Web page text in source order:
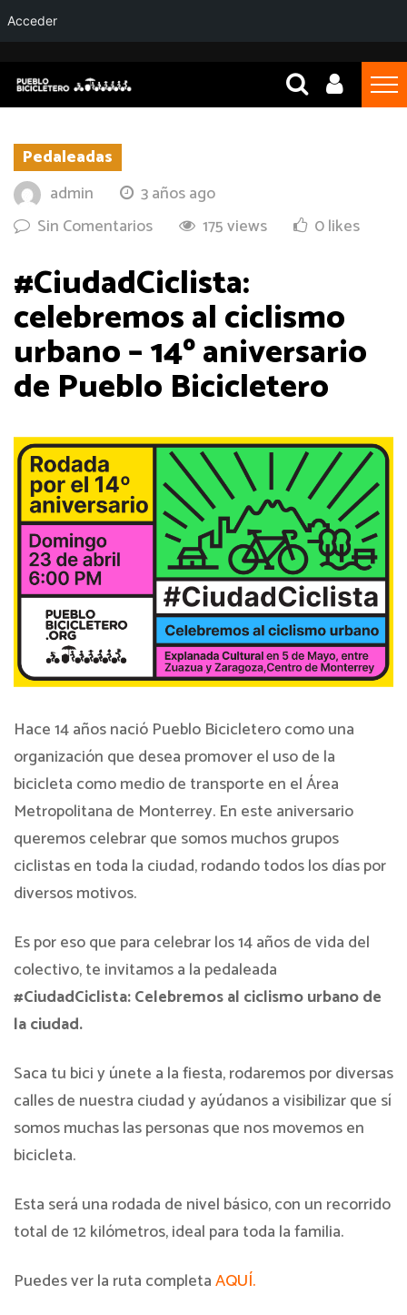
Pedaleadas
admin
3 años ago
Sin Comentarios
175 views 0 likes
#CiudadCiclista:
celebremos al ciclismo
urbano – 14º aniversario
de Pueblo Bicicletero
Hace 14 años nació Pueblo Bicicletero como una
organización que desea promover el uso de la
bicicleta como medio de transporte en el Área
Metropolitana de Monterrey. En este aniversario
queremos celebrar que somos muchos grupos
ciclistas en toda la ciudad, rodando todos los días por
diversos motivos.
Es por eso que para celebrar los 14 años de vida del
colectivo, te invitamos a la pedaleada
#CiudadCiclista: Celebremos al ciclismo urbano de
la ciudad.
Saca tu bici y únete a la fiesta, rodaremos por diversas
calles de nuestra ciudad y ayúdanos a visibilizar que sí
somos muchas las personas que nos movemos en
bicicleta.
Esta será una rodada de nivel básico, con un recorrido
total de 12 kilómetros, ideal para toda la familia.
Puedes ver la ruta completaAQUÍ.
Acceder